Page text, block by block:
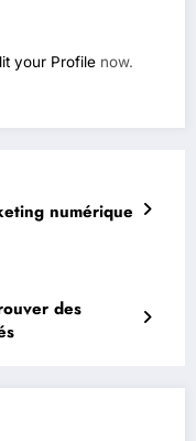
your Profile now.
numérique
des